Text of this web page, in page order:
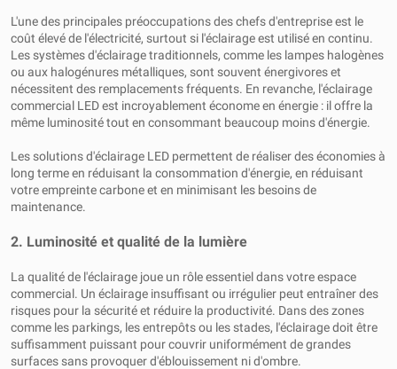
L'une des principales préoccupations des chefs d'entreprise est le
coût élevé de l'électricité, surtout si l'éclairage est utilisé en continu.
Les systèmes d'éclairage traditionnels, comme les lampes halogènes
ou aux halogénures métalliques, sont souvent énergivores et
nécessitent des remplacements fréquents. En revanche, l'éclairage
commercial LED est incroyablement économe en énergie : il offre la
même luminosité tout en consommant beaucoup moins d'énergie.
Les solutions d'éclairage LED permettent de réaliser des économies à
long terme en réduisant la consommation d'énergie, en réduisant
votre empreinte carbone et en minimisant les besoins de
maintenance.
2. Luminosité et qualité de la lumière
La qualité de l'éclairage joue un rôle essentiel dans votre espace
commercial. Un éclairage insuffisant ou irrégulier peut entraîner des
risques pour la sécurité et réduire la productivité. Dans des zones
comme les parkings, les entrepôts ou les stades, l'éclairage doit être
suffisamment puissant pour couvrir uniformément de grandes
surfaces sans provoquer d'éblouissement ni d'ombre.